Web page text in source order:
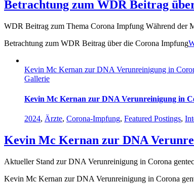
Betrachtung zum WDR Beitrag
WDR Beitrag zum Thema Corona Impfung Während der
Betrachtung zum WDR Beitrag über die Corona Impfung
Kevin Mc Kernan zur DNA Verunreinigung in
Gallerie
Kevin Mc Kernan zur DNA Verunreinigung in
2024, Ärzte, Corona-Impfung, Featured Postings,
Kevin Mc Kernan zur DNA
Aktueller Stand zur DNA Verunreinigung in Corona
Kevin Mc Kernan zur DNA Verunreinigung in Corona